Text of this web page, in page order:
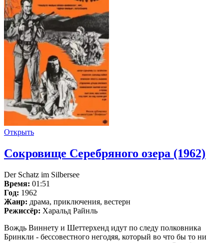
Открыть
Сокровище Серебряного озера (1962)
Der Schatz im Silbersee
Время: 01:51
Год: 1962
Жанр: драма, приключения, вестерн
Режиссёр: Харальд Райнль
Вождь Виннету и Шеттерхенд идут по следу полковника
Бринкли - бессовестного негодяя, который во что бы то ни